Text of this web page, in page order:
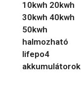
10kwh 20kwh
30kwh 40kwh
50kwh
halmozható
lifepo4
akkumulátorok